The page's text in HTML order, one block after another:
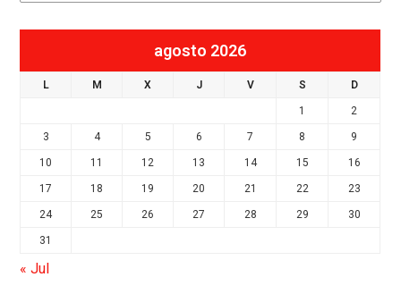
agosto 2026
L M X J V S D
1 2
3 4 5 6 7 8 9
10 11 12 13 14 15 16
17 18 19 20 21 22 23
24 25 26 27 28 29 30
31
« Jul